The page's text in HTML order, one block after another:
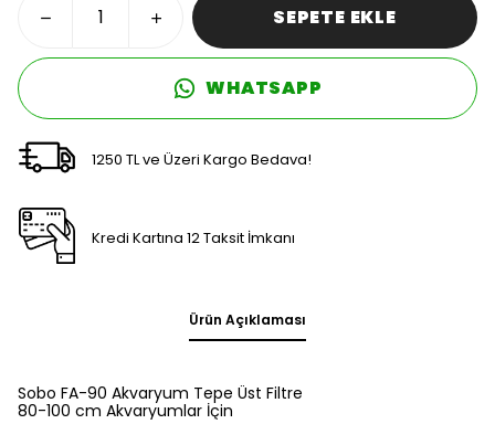
SEPETE EKLE
WHATSAPP
1250 TL ve Üzeri Kargo Bedava!
Kredi Kartına 12 Taksit İmkanı
Ürün Açıklaması
Sobo FA-90 Akvaryum Tepe Üst Filtre
80-100 cm Akvaryumlar İçin